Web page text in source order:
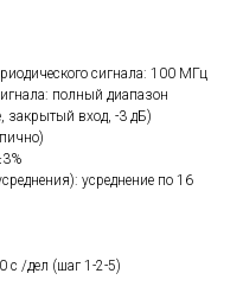
сигнала: 100 МГц
полный диапазон
закрытый вход, -3 дБ)
усреднение по 16
с /дел (шаг 1-2-5)